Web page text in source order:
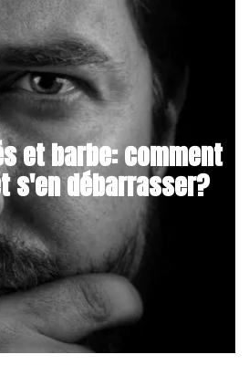
et barbe: comment
s'en débarrasser?